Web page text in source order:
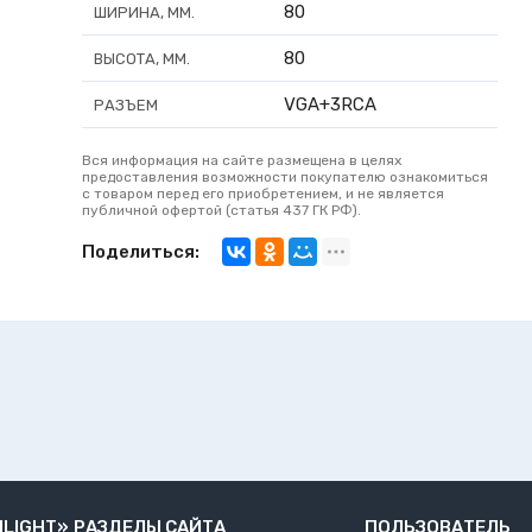
ШИРИНА, ММ. 80
ВЫСОТА, ММ. 80
РАЗЪЕМ VGA+3RCA
Вся информация на сайте размещена в целях
предоставления возможности покупателю ознакомиться
с товаром перед его приобретением, и не является
публичной офертой (статья 437 ГК РФ).
Поделиться:
РАЗДЕЛЫ САЙТА ПОЛЬЗОВАТЕЛЬ